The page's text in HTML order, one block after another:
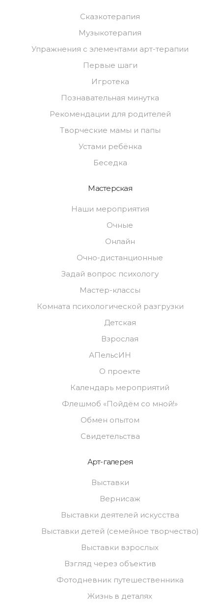
Сказкотерапия
Музыкотерапия
Упражнения с элементами арт-терапии
Первые шаги
Игротека
Познавательная минутка
Рекомендации для родителей
Творческие мамы и папы
Устами ребёнка
Беседка
Мастерская
Наши мероприятия
Очные
Онлайн
Очно-дистанционные
Задай вопрос психологу
Мастер-классы
Комната психологической разгрузки
Детская
Взрослая
АПельсИН
О проекте
Календарь мероприятий
Флешмоб «Пойдём со мной!»
Обмен опытом
Свидетельства
Арт-галерея
Выставки
Вернисаж
Выставки деятелей искусства
Выставки детей (семейное творчество)
Выставки взрослых
Взгляд через объектив
Фотодневник путешественника
Жизнь в деталях